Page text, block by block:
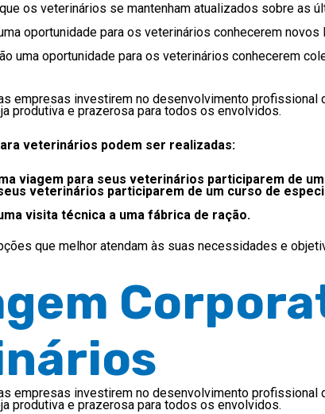
os veterinários se mantenham atualizados sobre as
oportunidade para os veterinários conhecerem novos
uma oportunidade para os veterinários conhecerem
empresas investirem no desenvolvimento profissional
produtiva e prazerosa para todos os envolvidos.
veterinários podem ser realizadas:
viagem para seus veterinários participarem de
veterinários participarem de um curso de
visita técnica a uma fábrica de ração.
que melhor atendam às suas necessidades e
empresas investirem no desenvolvimento profissional
produtiva e prazerosa para todos os envolvidos.